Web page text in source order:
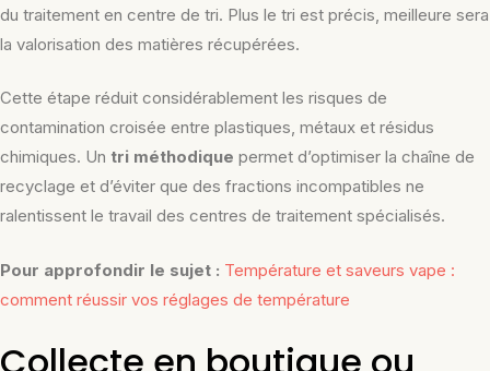
du traitement en centre de tri. Plus le tri est précis, meilleure sera
la valorisation des matières récupérées.
Cette étape réduit considérablement les risques de
contamination croisée entre plastiques, métaux et résidus
chimiques. Un tri méthodique permet d’optimiser la chaîne de
recyclage et d’éviter que des fractions incompatibles ne
ralentissent le travail des centres de traitement spécialisés.
Pour approfondir le sujet : Température et saveurs vape :
comment réussir vos réglages de température